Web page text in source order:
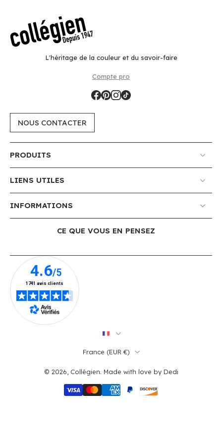
L'héritage de la couleur et du savoir-faire
Compte pro
NOUS CONTACTER
PRODUITS
LIENS UTILES
INFORMATIONS
CE QUE VOUS EN PENSEZ
France ‎(EUR €)‎
© 2026, Collégien. Made with love by Dedi